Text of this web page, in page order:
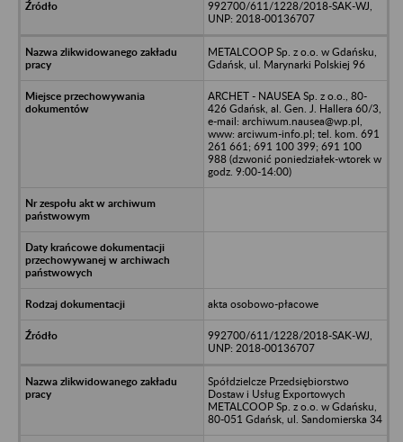
992700/611/1228/2018-SAK-WJ,
UNP: 2018-00136707
METALCOOP Sp. z o.o. w Gdańsku,
Gdańsk, ul. Marynarki Polskiej 96
ARCHET - NAUSEA Sp. z o.o., 80-
426 Gdańsk, al. Gen. J. Hallera 60/3,
e-mail: archiwum.nausea@wp.pl,
www: arciwum-info.pl; tel. kom. 691
261 661; 691 100 399; 691 100
988 (dzwonić poniedziałek-wtorek w
godz. 9:00-14:00)
akta osobowo-płacowe
992700/611/1228/2018-SAK-WJ,
UNP: 2018-00136707
Spółdzielcze Przedsiębiorstwo
Dostaw i Usług Exportowych
METALCOOP Sp. z o.o. w Gdańsku,
80-051 Gdańsk, ul. Sandomierska 34